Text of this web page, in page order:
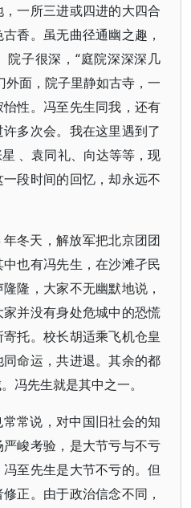
一所三进或四进的大四合
香。虽无曲径通幽之趣，
院子很深，“庭院深深深几
外面，院子里静如古寺，一
性。冯至先生同我，还有
多次会。我在这里遇到了
、袁同礼、向达等等，现
段时间的回忆，却永远不
冬天，解放军把北京团团
也有冯先生，在沙滩孑民
隆，大家不无幽默地说，
并没有身处危城中的恐慌
托。校长胡适乘飞机仓皇
命运，共进退。其余的都
冯先生就是其中之一。
常说，对中国旧社会的知
峻考验，是大节亏与不亏
至先生是大节不亏的。但
正。由于政治信念不同，